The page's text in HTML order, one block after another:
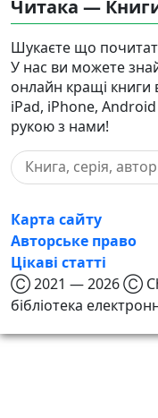
Читака —
Шукаєте що
У нас ви можете
онлайн кращі
iPad, iPhone, Android
рукою з нами!
Карта сайту
Авторське право
Цікаві статті
Ⓒ 2021 — 2026 Ⓒ
бібліотека